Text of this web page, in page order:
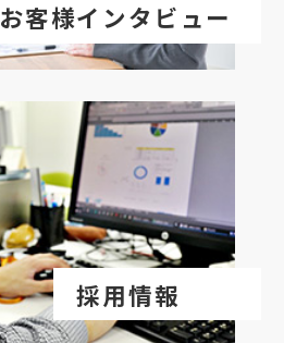
お客様インタビュー
採用情報